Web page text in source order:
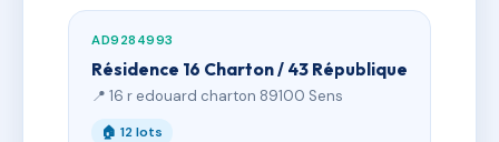
AD9284993
Résidence 16 Charton / 43 République
📍 16 r edouard charton 89100 Sens
🏠 12 lots